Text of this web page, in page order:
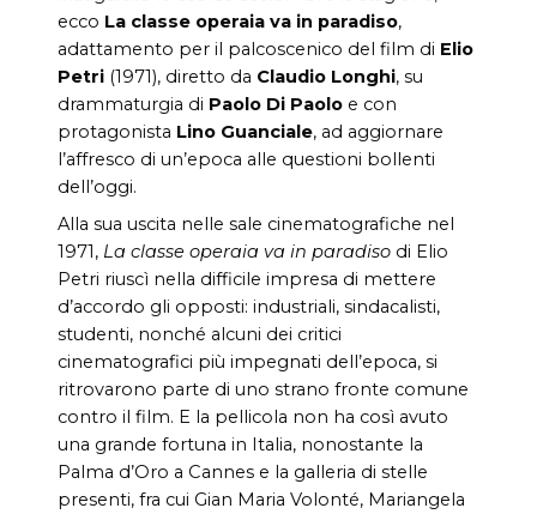
ecco La classe operaia va in paradiso,
adattamento per il palcoscenico del film di Elio
Petri (1971), diretto da Claudio Longhi, su
drammaturgia di Paolo Di Paolo e con
protagonista Lino Guanciale, ad aggiornare
l’affresco di un’epoca alle questioni bollenti
dell’oggi.
Alla sua uscita nelle sale cinematografiche nel
1971, La classe operaia va in paradiso di Elio
Petri riuscì nella difficile impresa di mettere
d’accordo gli opposti: industriali, sindacalisti,
studenti, nonché alcuni dei critici
cinematografici più impegnati dell’epoca, si
ritrovarono parte di uno strano fronte comune
contro il film. E la pellicola non ha così avuto
una grande fortuna in Italia, nonostante la
Palma d’Oro a Cannes e la galleria di stelle
presenti, fra cui Gian Maria Volonté, Mariangela